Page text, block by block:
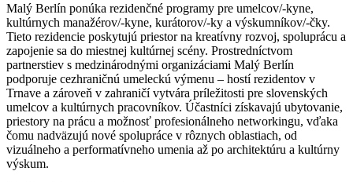
Malý Berlín ponúka rezidenčné programy pre umelcov/-kyne,
kultúrnych manažérov/-kyne, kurátorov/-ky a výskumníkov/-čky.
Tieto rezidencie poskytujú priestor na kreatívny rozvoj, spoluprácu a
zapojenie sa do miestnej kultúrnej scény. Prostredníctvom
partnerstiev s medzinárodnými organizáciami Malý Berlín
podporuje cezhraničnú umeleckú výmenu – hostí rezidentov v
Trnave a zároveň v zahraničí vytvára príležitosti pre slovenských
umelcov a kultúrnych pracovníkov. Účastníci získavajú ubytovanie,
priestory na prácu a možnosť profesionálneho networkingu, vďaka
čomu nadväzujú nové spolupráce v rôznych oblastiach, od
vizuálneho a performatívneho umenia až po architektúru a kultúrny
výskum.